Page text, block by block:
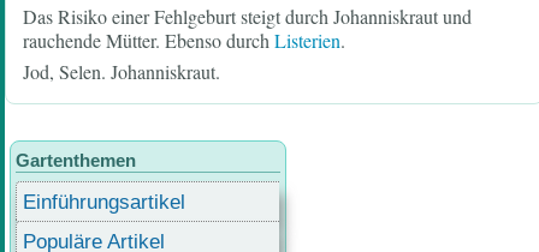
Das Risiko einer Fehlgeburt steigt durch Johanniskraut und
rauchende Mütter. Ebenso durchListerien.
Jod, Selen. Johanniskraut.
Gartenthemen
Einführungsartikel
Populäre Artikel